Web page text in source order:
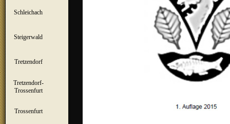
Schleichach
Steigerwald
Tretzendorf
Tretzendorf-
Trossenfurt
Trossenfurt